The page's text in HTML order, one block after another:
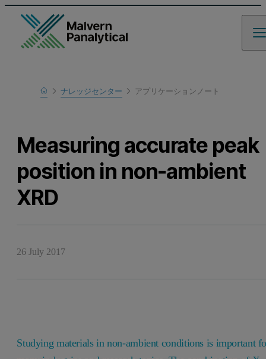
Home
Learn
ナレッジセンター アプリケーションノート
Measuring accurate peak
position in non-ambient
XRD
26 July 2017
Studying materials in non-ambient conditions is important